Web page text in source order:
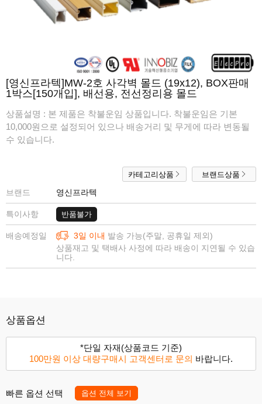
[영신프라텍]MW-2호 사각벽 몰드 (19x12), BOX판매
1박스[150개입], 배선용, 전선정리용 몰드
상품설명 : 본 제품은 착불운임 상품입니다. 착불운임은 기본
10,000원으로 설정되어 있으나 배송거리 및 무게에 따라 변동될
수 있습니다.
카테고리상품 브랜드상품
브랜드 영신프라텍
특이사항 반품불가
배송예정일 3일 이내 발송 가능(주말, 공휴일 제외)
상품재고 및 택배사 사정에 따라 배송이 지연될 수 있습
니다.
상품옵션
*단일 자재(상품코드 기준)
100만원 이상 대량구매시 고객센터로 문의 바랍니다.
빠른 옵션 선택 옵션 전체 보기